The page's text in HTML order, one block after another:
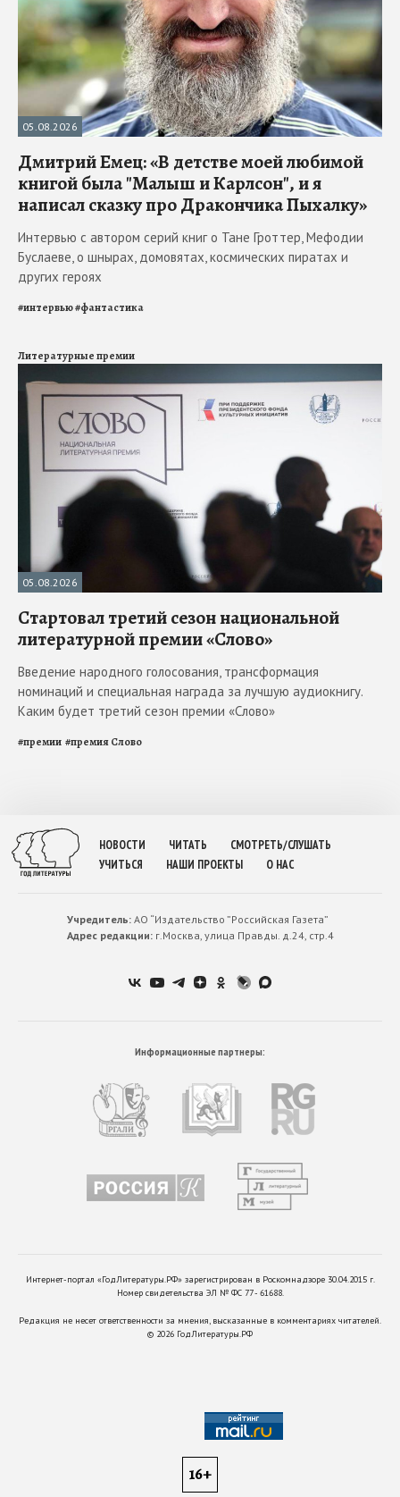
05.08.2026
Дмитрий Емец: «В детстве моей любимой
книгой была "Малыш и Карлсон", и я
написал сказку про Дракончика Пыхалку»
Интервью с автором серий книг о Тане Гроттер, Мефодии
Буслаеве, о шнырах, домовятах, космических пиратах и
других героях
#интервью#фантастика
Литературные премии
05.08.2026
Стартовал третий сезон национальной
литературной премии «Слово»
Введение народного голосования, трансформация
номинаций и специальная награда за лучшую аудиокнигу.
Каким будет третий сезон премии «Слово»
#премии #премия Слово
НОВОСТИ ЧИТАТЬ
СМОТРЕТЬ/СЛУШАТЬ
УЧИТЬСЯ
НАШИ ПРОЕКТЫ О НАС
Учредитель:АО “Издательство ”Российская Газета”
Адрес редакции:г.Москва, улица Правды. д.24, стр.4
Информационные партнеры:
Интернет-портал «ГодЛитературы.РФ» зарегистрирован в Роскомнадзоре 30.04.2015 г.
Номер свидетельства ЭЛ № ФС 77 - 61688.
Редакция не несет ответственности за мнения, высказанные в комментариях читателей.
© 2026 ГодЛитературы.РФ
16+